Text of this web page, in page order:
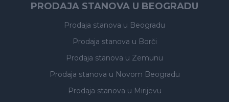
PRODAJA STANOVA U BEOGRADU
Prodaja stanova u Beogradu
Prodaja stanova u Borči
Prodaja stanova u Zemunu
Prodaja stanova u Novom Beogradu
Prodaja stanova u Mirijevu